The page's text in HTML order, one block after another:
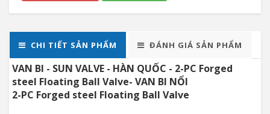
CHI TIẾT SẢN PHẨM ĐÁNH GIÁ SẢN PHẨM
VAN BI - SUN VALVE - HÀN QUỐC - 2-PC Forged
steel Floating Ball Valve- VAN BI NỔI
2-PC Forged steel Floating Ball Valve